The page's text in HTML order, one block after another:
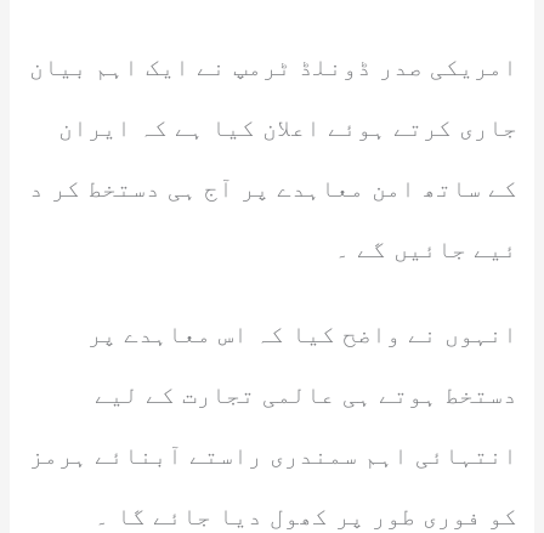
امریکی صدر ڈونلڈ ٹرمپ نے ایک اہم بیان
جاری کرتے ہوئے اعلان کیا ہے کہ ایران
کے ساتھ امن معاہدے پر آج ہی دستخط کر د
ئیے جائیں گے ۔
انہوں نے واضح کیا کہ اس معاہدے پر
دستخط ہوتے ہی عالمی تجارت کے لیے
انتہائی اہم سمندری راستے آبنائے ہرمز
کو فوری طور پر کھول دیا جائے گا ۔